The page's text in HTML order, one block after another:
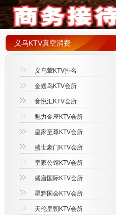
义乌KTV真空消费
义乌荤KTV排名
金翅鸟KTV会所
音悦汇KTV会所
魅力金座KTV会所
皇家至尊KTV会所
盛世豪门KTV会所
皇家公馆KTV会所
盛唐国际KTV会所
星辉国会KTV会所
天伦皇朝KTV会所